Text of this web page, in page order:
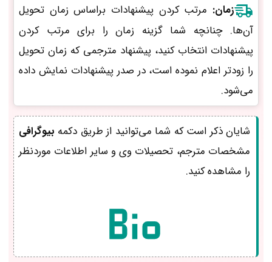
زمان: مرتب کردن پیشنهادات براساس زمان تحویل
آن‌ها. چنانچه شما گزینه زمان را برای مرتب کردن
پیشنهادات انتخاب کنید، پیشنهاد مترجمی که زمان تحویل
را زودتر اعلام نموده است، در صدر پیشنهادات نمایش داده
می‌شود.
شایان ذکر است که شما می‌توانید از طریق دکمه بیوگرافی
مشخصات مترجم، تحصیلات وی و سایر اطلاعات موردنظر
را مشاهده کنید.